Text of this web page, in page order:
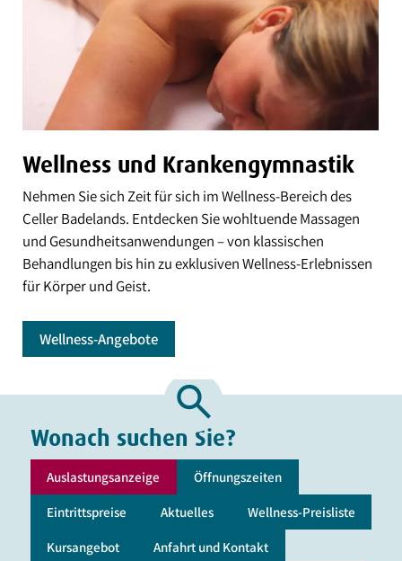
Wellness und Krankengymnastik
Nehmen Sie sich Zeit für sich im Wellness-Bereich des
Celler Badelands. Entdecken Sie wohltuende Massagen
und Gesundheitsanwendungen – von klassischen
Behandlungen bis hin zu exklusiven Wellness-Erlebnissen
für Körper und Geist.
Wellness-Angebote
search
Wonach suchen Sie?
Auslastungsanzeige Öffnungszeiten
Eintrittspreise Aktuelles Wellness-Preisliste
Kursangebot Anfahrt und Kontakt